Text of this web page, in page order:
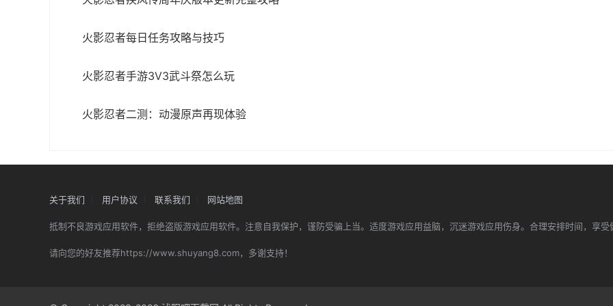
火影忍者每日任务攻略与技巧
火影忍者手游3V3武斗祭怎么玩
火影忍者二测：动漫原声再现体验
关于我们 用户协议 联系我们 网站地图
抵制不良游戏应用软件，拒绝盗版游戏应用软件。注意自我保护，谨防受骗上当。适度游戏应用益脑，沉迷游戏应用伤身。合理安排时间，享受
请向您的好友推荐https://www.shuyang8.com，多谢支持！